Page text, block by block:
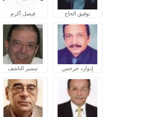
توفيق الحاج فيصل أكرم
إدوارد جرجس تيسير الناشف